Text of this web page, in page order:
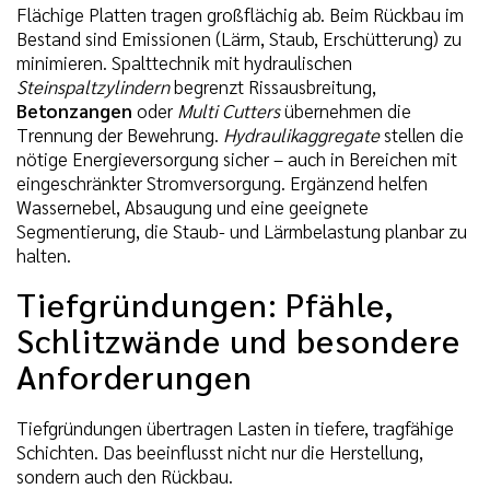
Flächige Platten tragen großflächig ab. Beim Rückbau im
Bestand sind Emissionen (Lärm, Staub, Erschütterung) zu
minimieren. Spalttechnik mit hydraulischen
Steinspaltzylindernbegrenzt Rissausbreitung,
Betonzangen oder Multi Cuttersübernehmen die
Trennung der Bewehrung. Hydraulikaggregatestellen die
nötige Energieversorgung sicher – auch in Bereichen mit
eingeschränkter Stromversorgung. Ergänzend helfen
Wassernebel, Absaugung und eine geeignete
Segmentierung, die Staub- und Lärmbelastung planbar zu
halten.
Tiefgründungen: Pfähle,
Schlitzwände und besondere
Anforderungen
Tiefgründungen übertragen Lasten in tiefere, tragfähige
Schichten. Das beeinflusst nicht nur die Herstellung,
sondern auch den Rückbau.